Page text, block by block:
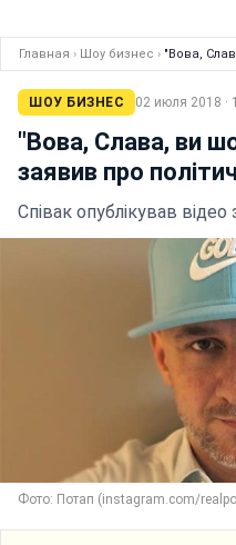
Главная › Шоу бизнес › "Вова,
ШОУ БИЗНЕС 02 июля 2018 ·
"Вова, Слава, ви
заявив про
Співак опублікував
Фото: Потап (instagram.com/